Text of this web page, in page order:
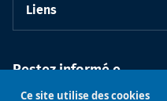
Ce site utilise des cookies
Liens
Restez informé.e